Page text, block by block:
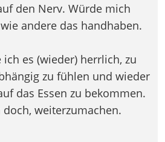
den Nerv. Würde mich
andere das handhaben.
es (wieder) herrlich, zu
zu fühlen und wieder
das Essen zu bekommen.
weiterzumachen.